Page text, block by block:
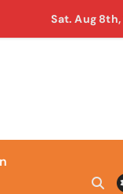
ही काली
Sat. Aug